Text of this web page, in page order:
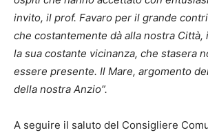
invito, il prof. Favaro per il grande
che costantemente dà alla nostra Città,
la sua costante vicinanza, che stasera
essere presente. Il Mare, argomento
della nostra Anzio”.
A seguire il saluto del Consigliere